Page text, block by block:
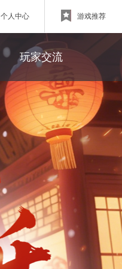
游戏推荐
个人中心
玩家交流
新浪微博
玩家论坛